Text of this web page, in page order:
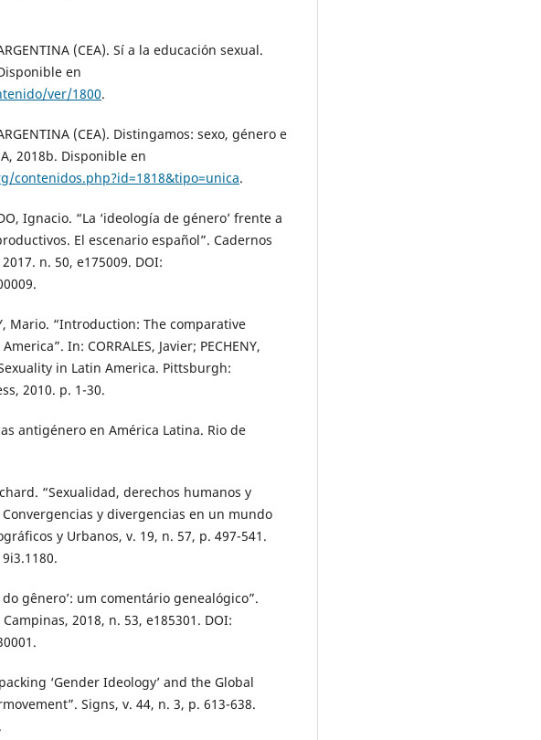
(CEA). Sí a la educación sexual.
en
ver/1800.
(CEA). Distingamos: sexo, género e
2018b. Disponible en
contenidos.php?id=1818&tipo=unica.
Ignacio. “La ‘ideología de género’ frente a
El escenario español”. Cadernos
n. 50, e175009. DOI:
Mario. “Introduction: The comparative
In: CORRALES, Javier; PECHENY,
in Latin America. Pittsburgh:
2010. p. 1-30.
antigénero en América Latina. Rio de
“Sexualidad, derechos humanos y
y divergencias en un mundo
y Urbanos, v. 19, n. 57, p. 497-541.
do gênero’: um comentário genealógico”.
2018, n. 53, e185301. DOI:
‘Gender Ideology’ and the Global
Signs, v. 44, n. 3, p. 613-638.